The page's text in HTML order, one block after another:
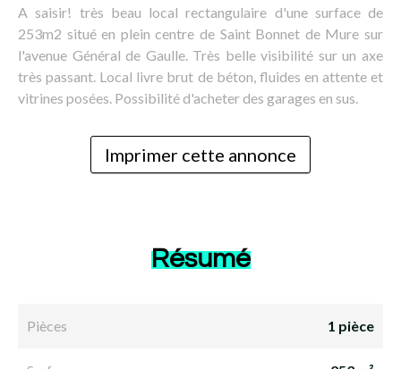
A saisir! très beau local rectangulaire d'une surface de
253m2 situé en plein centre de Saint Bonnet de Mure sur
l'avenue Général de Gaulle. Très belle visibilité sur un axe
très passant. Local livre brut de béton, fluides en attente et
vitrines posées. Possibilité d'acheter des garages en sus.
Imprimer cette annonce
Résumé
Pièces 1 pièce